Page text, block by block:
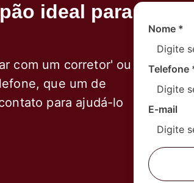
ideal para
com um corretor' ou
que um de
para ajudá-lo
Nome *
Telefone
E-mail